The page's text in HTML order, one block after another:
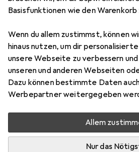
Basisfunktionen wie den
Wenn du allem zustimmst, können
hinaus nutzen, um dir
unsere Webseite zu verbessern
unseren und anderen Webseiten
Dazu können bestimmte Daten
Werbepartner weitergegeben
Allem
Nur das
Zubehör für Hama
Hier findest du passendes Zubehör
Fun C aus der Kategorie USB Kabel.